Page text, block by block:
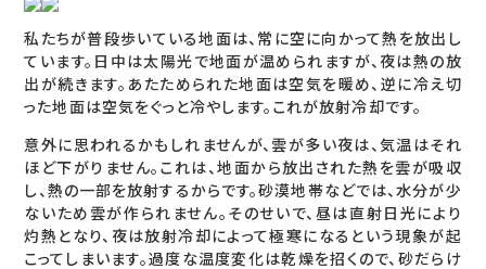
私たちが普段歩いている地面は、常に空に向かって熱を放出し
ています。日中は太陽光で地面が温められますが、夜は熱の放
出が続きます。あたためられた地面は空気を暖め、逆に冷え切
った地面は空気をぐっと冷やします。これが放射冷却です。
意外に思われるかもしれませんが、雲が多い夜は、気温はそれ
ほど下がりません。これは、地面から放出された熱を雲が吸収
し、熱の一部を放射するからです。砂漠地帯などでは、水分が少
ないため雲が作られません。そのせいで、昼は直射日光により
灼熱となり、夜は放射冷却によって極寒になるという現象が起
こってしまいます。過度な温度変化は乾燥を招くので、砂だらけ